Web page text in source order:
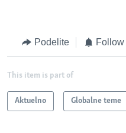
Podelite Follow
This item is part of
Aktuelno Globalne teme